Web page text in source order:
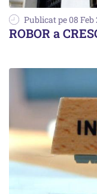
Publicat pe 08 Feb
ROBOR a